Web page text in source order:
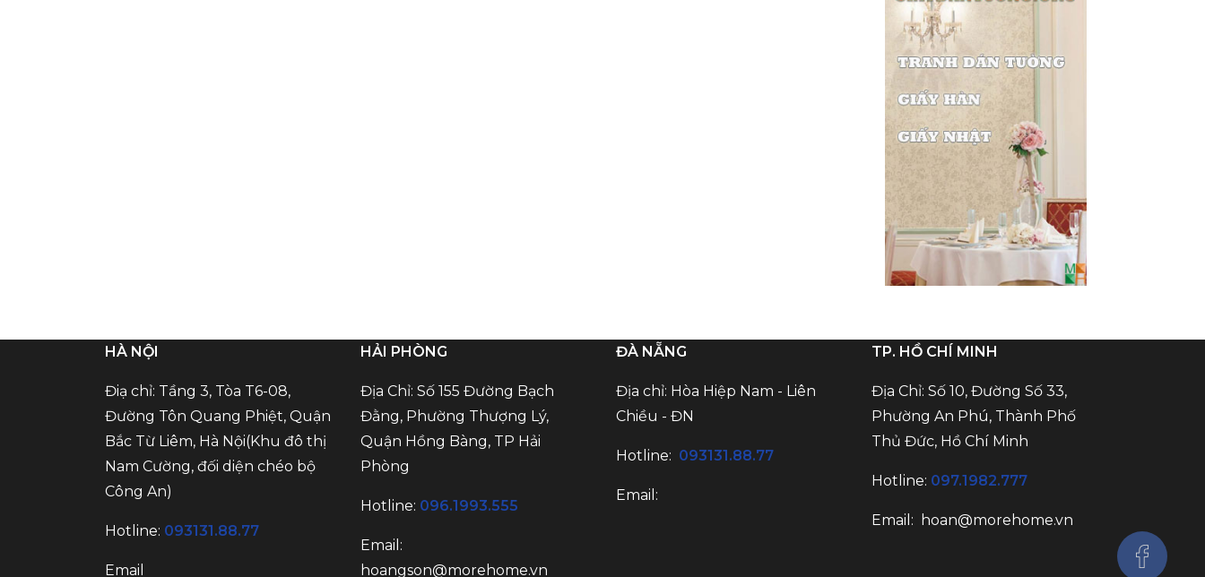
HÀ NỘI
Điạ chỉ: Tầng 3, Tòa T6-08,
Đường Tôn Quang Phiệt, Quận
Bắc Từ Liêm, Hà Nội(Khu đô thị
Nam Cường, đối diện chéo bộ
Công An)
Hotline: 093131.88.77
Email
HẢI PHÒNG
Địa Chỉ: Số 155 Đường Bạch
Đằng, Phường Thượng Lý,
Quận Hồng Bàng, TP Hải
Phòng
Hotline: 096.1993.555
Email:
hoangson@morehome.vn
ĐÀ NẴNG
Địa chỉ: Hòa Hiệp Nam - Liên
Chiều - ĐN
Hotline: 093131.88.77
Email:
TP. HỒ CHÍ MINH
Địa Chỉ: Số 10, Đường Số 33,
Phường An Phú, Thành Phố
Thủ Đức, Hồ Chí Minh
Hotline: 097.1982.777
Email: hoan@morehome.vn